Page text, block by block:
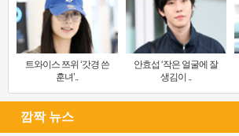
트와이스 쯔위 ‘갓경 쓴
훈녀’..
안효섭 ‘작은 얼굴에 잘
생김이 ..
깜짝 뉴스